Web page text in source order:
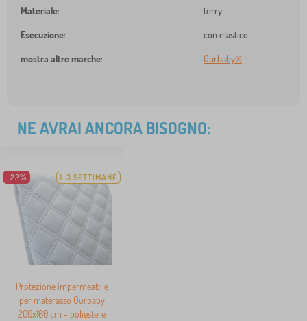
Materiale: terry
Esecuzione: con elastico
mostra altre marche: Ourbaby®
NE AVRAI ANCORA BISOGNO:
-22% 1-3 SETTIMANE
Protezione impermeabile
per materasso Ourbaby
200x160 cm - poliestere